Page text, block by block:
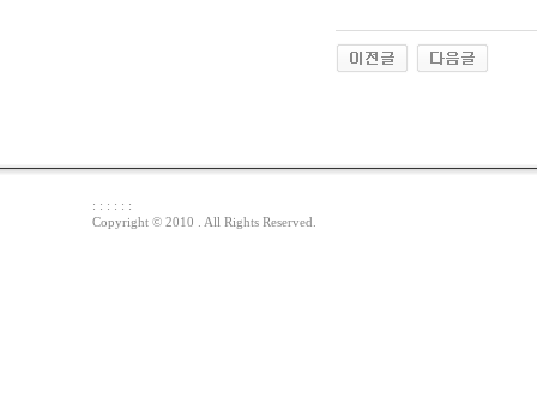
: : : : : :
Copyright © 2010 . All Rights Reserved.